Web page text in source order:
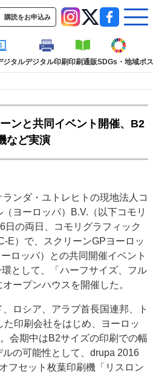
購読をお申込み
ジタルデジタル印刷印刷通販SDGs・地域ポ
事
動画コンテンツ
ョン
ビジネス イベント 信用情報
業界
訃報
！ ～多様なビジネス・多彩な商材～
刷機・製本機特集
を描く
集 印刷機材年鑑
ンと共同イベント開催、B2
など実演
ンダ・ユトレヒトの現地法人コ
ヨーロッパ）B.V.（以下コモリ
日の両日、コモリグラフィック
E）で、スクリーンGPヨーロッ
ロッパ）との共同開催イベント
環として、「ハーフサイズ、フル
ープンハウスを開催した。
ロシア、アラブ首長国連邦、ト
印刷会社をはじめ、ヨーロッ
会期中はB2サイズの印刷での幅
の可能性として、drupa 2016
フセット枚葉印刷機「リスロン